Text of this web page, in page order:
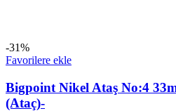
-31%
Favorilere ekle
Bigpoint Nikel Ataş No:4
(Ataç)-